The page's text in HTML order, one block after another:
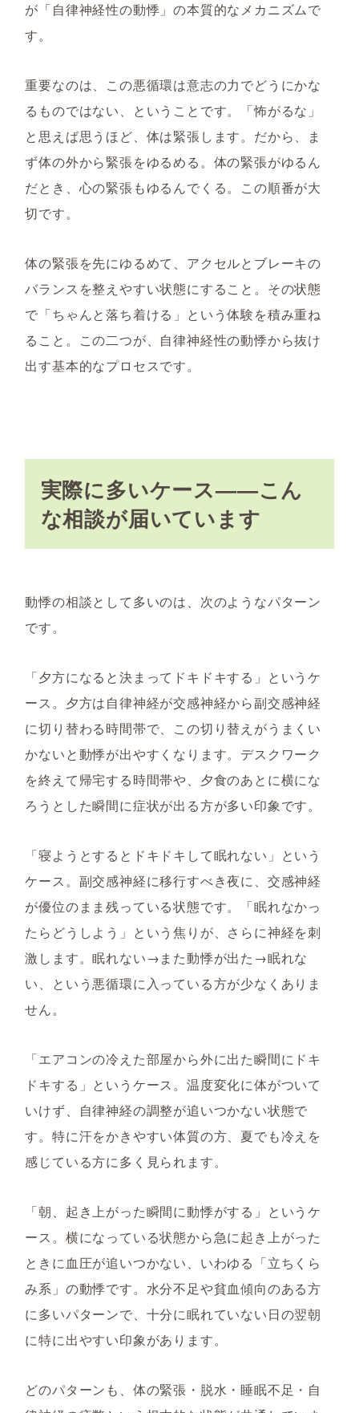
が「自律神経性の動悸」の本質的なメカニズムで
す。
重要なのは、この悪循環は意志の力でどうにかな
るものではない、ということです。「怖がるな」
と思えば思うほど、体は緊張します。だから、ま
ず体の外から緊張をゆるめる。体の緊張がゆるん
だとき、心の緊張もゆるんでくる。この順番が大
切です。
体の緊張を先にゆるめて、アクセルとブレーキの
バランスを整えやすい状態にすること。その状態
で「ちゃんと落ち着ける」という体験を積み重ね
ること。この二つが、自律神経性の動悸から抜け
出す基本的なプロセスです。
実際に多いケース——こん
な相談が届いています
動悸の相談として多いのは、次のようなパターン
です。
「夕方になると決まってドキドキする」というケ
ース。夕方は自律神経が交感神経から副交感神経
に切り替わる時間帯で、この切り替えがうまくい
かないと動悸が出やすくなります。デスクワーク
を終えて帰宅する時間帯や、夕食のあとに横にな
ろうとした瞬間に症状が出る方が多い印象です。
「寝ようとするとドキドキして眠れない」という
ケース。副交感神経に移行すべき夜に、交感神経
が優位のまま残っている状態です。「眠れなかっ
たらどうしよう」という焦りが、さらに神経を刺
激します。眠れない→また動悸が出た→眠れな
い、という悪循環に入っている方が少なくありま
せん。
「エアコンの冷えた部屋から外に出た瞬間にドキ
ドキする」というケース。温度変化に体がついて
いけず、自律神経の調整が追いつかない状態で
す。特に汗をかきやすい体質の方、夏でも冷えを
感じている方に多く見られます。
「朝、起き上がった瞬間に動悸がする」というケ
ース。横になっている状態から急に起き上がった
ときに血圧が追いつかない、いわゆる「立ちくら
み系」の動悸です。水分不足や貧血傾向のある方
に多いパターンで、十分に眠れていない日の翌朝
に特に出やすい印象があります。
どのパターンも、体の緊張・脱水・睡眠不足・自